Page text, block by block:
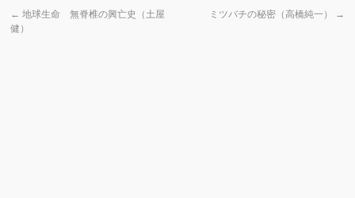
← 地球生命 無脊椎の興亡史（土屋
健）
ミツバチの秘密（高橋純一） →